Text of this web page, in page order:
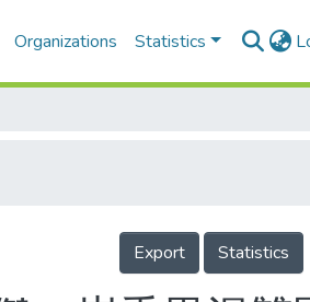
Organizations Statistics
Export Statistics